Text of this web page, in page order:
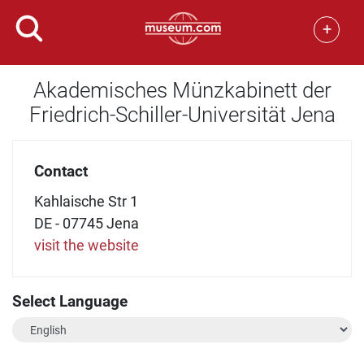
+
Akademisches Münzkabinett der
Friedrich-Schiller-Universität Jena
Contact
Kahlaische Str 1
DE - 07745 Jena
visit the website
Select Language